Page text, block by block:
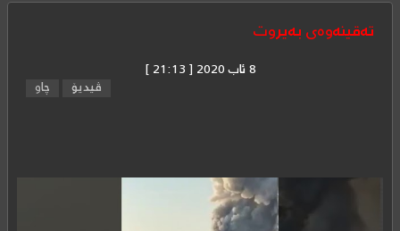
تەقینەوەى بەیروت
8 ئاب 2020 [ 21:13 ]
چاو
ڤیدیۆ